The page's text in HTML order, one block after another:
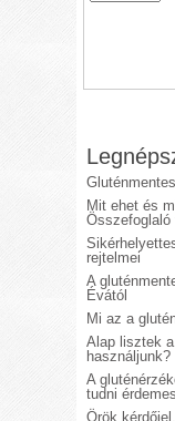
Mit ehet és
Összefoglaló
rejtelmei
A
Évától
Mi az a
Alap lisztek
használjunk?
A
tudni
Örök